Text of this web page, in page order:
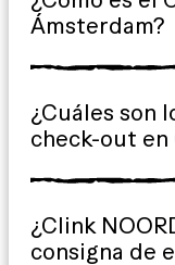
Ámsterdam?
¿Cuáles son
check-out en
¿Clink
consigna de